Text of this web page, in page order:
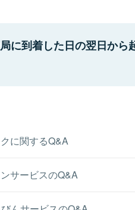
に到着した日の翌日から
に関するQ&A
サービスのQ&A